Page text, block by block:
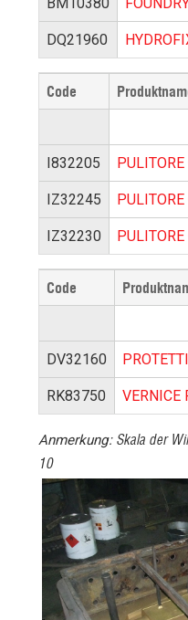
DQ21960
Code
I832205
IZ32245
IZ32230
Code
DV32160
RK83750 VERNICE
Anmerkung:Skala der
10